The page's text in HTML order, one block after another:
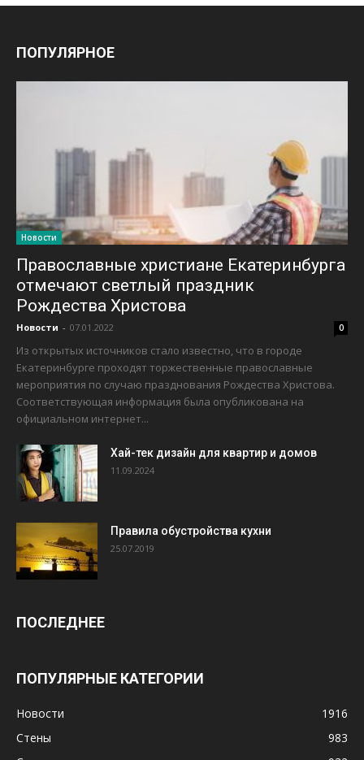
ПОПУЛЯРНОЕ
Новости
Православные христиане Екатеринбурга
отмечают светлый праздник
Рождества Христова
Новости - 07.01.2022 0
Из открытых источников стало известно, что в городе
Екатеринбурге проходят торжественные православные
мероприятия по случаю празднования Рождества Христова.
Соответствующая информация была опубликована на
официальном интернет...
Хай-тек дизайн для квартир и домов
11.09.2024
Правила обустройства кухни
25.07.2019
ПОСЛЕДНЕЕ
ПОПУЛЯРНЫЕ КАТЕГОРИИ
Новости
1916
Стены
983